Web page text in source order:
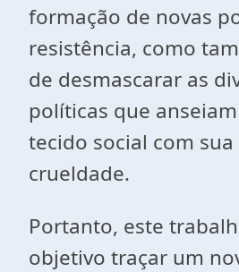
formação de novas
resistência, como
de desmascarar as
políticas que
tecido social com
crueldade.
Portanto, este
objetivo traçar um